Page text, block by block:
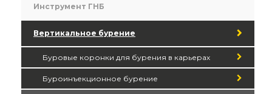
Инструмент ГНБ
Вертикальное бурение
Буровые коронки для бурения в карьерах
Буроинъекционное бурение